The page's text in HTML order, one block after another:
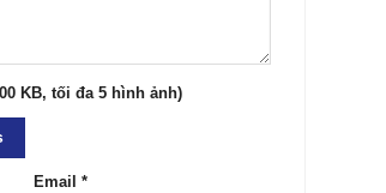
KB, tối đa 5 hình ảnh)
Email *